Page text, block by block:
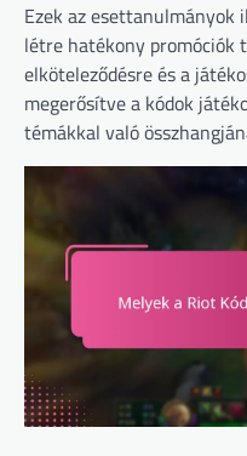
Ezek az
létre hatékony promóciók
elköteleződésre és a
megerősítve a kódok
témákkal való